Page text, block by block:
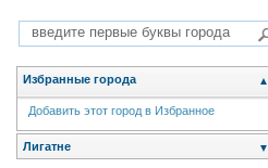
Избранные города ▲
Добавить этот город в Избранное
Лигатне ▼